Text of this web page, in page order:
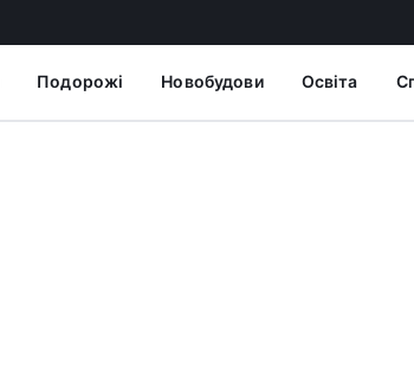
Подорожі Новобудови Освіта